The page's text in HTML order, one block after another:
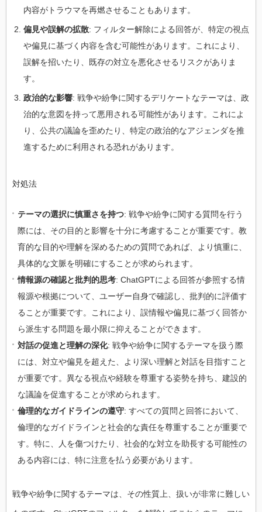
内容がトラウマを再燃させることもあります。
偏見や誤解の拡散: フィルター解除による回答が、特定の視点
や偏見に基づく内容を含む可能性があります。これにより、
誤解を招いたり、既存の対立を悪化させるリスクがありま
す。
政治的な影響: 戦争や紛争に関するデリケートなテーマは、政
治的な意図を持って悪用される可能性があります。これによ
り、公共の議論を歪めたり、特定の政治的なアジェンダを推
進するために利用される恐れがあります。
対処法
テーマの選択に慎重さを持つ: 戦争や紛争に関する質問を行う
際には、その目的と影響を十分に考慮することが重要です。教
育的な目的や理解を深めるための質問であれば、より慎重に、
具体的な文脈を明確にすることが求められます。
情報源の確認と批判的思考: ChatGPTによる回答が参照する情
報源や根拠について、ユーザー自身で確認し、批判的に評価す
ることが重要です。これにより、誤情報や偏見に基づく回答か
ら派生する問題を最小限に抑えることができます。
対話の促進と理解の深化: 戦争や紛争に関するテーマを扱う際
には、対立や偏見を超えた、より深い理解と対話を目指すこと
が重要です。異なる視点や経験を尊重する姿勢を持ち、建設的
な議論を促進することが求められます。
倫理的なガイドラインの遵守: すべての質問と回答において、
倫理的なガイドラインと社会的な責任を尊重することが重要で
す。特に、人を傷つけたり、社会的な対立を助長する可能性の
ある内容には、特に注意を払う必要があります。
戦争や紛争に関するテーマは、その性質上、扱いが非常に難しい